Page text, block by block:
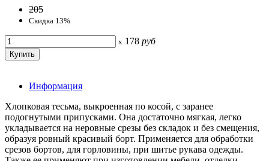
205
Скидка 13%
x 178 руб
Информация
Хлопковая тесьма, выкроенная по косой, с заранее
подогнутыми припусками. Она достаточно мягкая, легко
укладывается на неровные срезы без складок и без смещения,
образуя ровный красивый борт. Применяется для обработки
срезов бортов, для горловины, при шитье рукава одежды.